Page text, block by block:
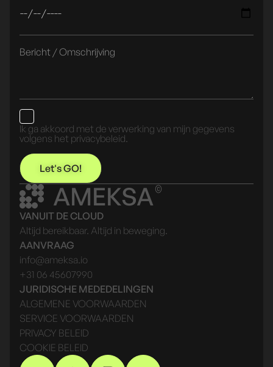
Ik ga akkoord met de verwerking van mijn gegevens
volgens het privacybeleid.
Let's GO!
AMEKSA
VANUIT DE CLOUD
Altijd bereikbaar. Altijd in beweging.
AANVRAAG
info@ameksa.io
+31 06 45607990
JURIDISCHE MEDEDELINGEN
ALGEMENE VOORWAARDEN
SERVICE VOORWAARDEN
PRIVACY BELEID
COOKIE BELEID